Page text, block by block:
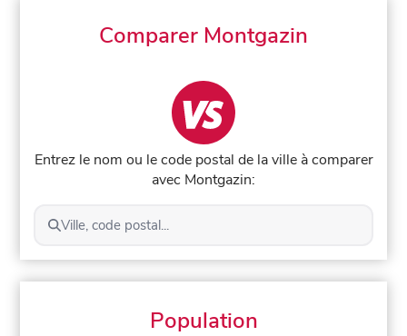
Comparer Montgazin
Entrez le nom ou le code postal de la ville à comparer
avec Montgazin:
Ville, code postal...
Population